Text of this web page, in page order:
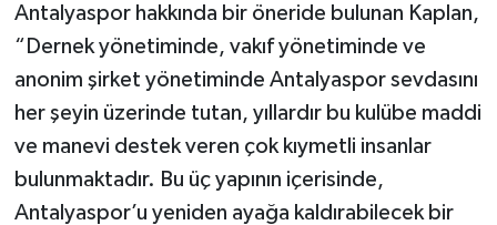
Antalyaspor hakkında bir öneride bulunan Kaplan,
“Dernek yönetiminde, vakıf yönetiminde ve
anonim şirket yönetiminde Antalyaspor sevdasını
her şeyin üzerinde tutan, yıllardır bu kulübe maddi
ve manevi destek veren çok kıymetli insanlar
bulunmaktadır. Bu üç yapının içerisinde,
Antalyaspor’u yeniden ayağa kaldırabilecek bir